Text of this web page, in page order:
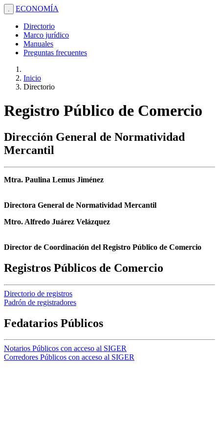
. ECONOMÍA
Directorio
Marco jurídico
Manuales
Preguntas frecuentes
Inicio
Directorio
Registro Público de Comercio
Dirección General de Normatividad
Mercantil
Mtra. Paulina Lemus Jiménez
Directora General de Normatividad Mercantil
Mtro. Alfredo Juárez Velázquez
Director de Coordinación del Registro Público de Comercio
Registros Públicos de Comercio
Directorio de registros
Padrón de registradores
Fedatarios Públicos
Notarios Públicos con acceso al SIGER
Corredores Públicos con acceso al SIGER